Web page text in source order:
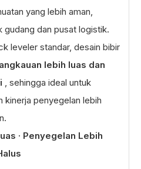
yang lebih aman,
gudang dan pusat logistik.
leveler standar, desain bibir
lebih luas dan
, sehingga ideal untuk
kinerja penyegelan lebih
· Penyegelan Lebih